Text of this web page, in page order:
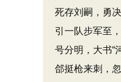
死存刘嗣，勇
引一队步军至
号分明，大书“
郃挺枪来刺，